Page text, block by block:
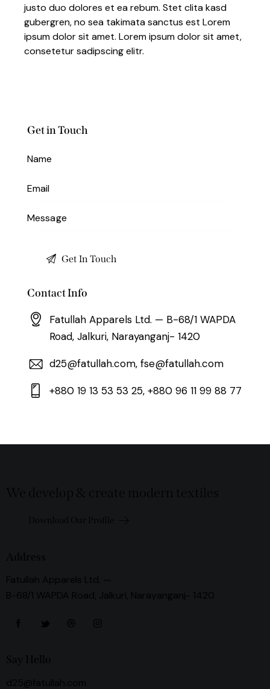
justo duo dolores et ea rebum. Stet clita kasd
gubergren, no sea takimata sanctus est Lorem
ipsum dolor sit amet. Lorem ipsum dolor sit amet,
consetetur sadipscing elitr.
Get in Touch
Contact Info
Fatullah Apparels Ltd. — B-68/1 WAPDA
Road, Jalkuri, Narayanganj- 1420
d25@fatullah.com, fse@fatullah.com
+880 19 13 53 53 25, +880 96 11 99 88 77